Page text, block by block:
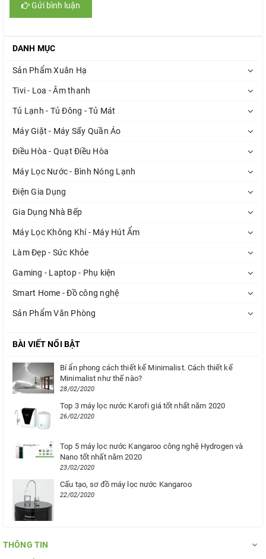
Gửi bình luận
DANH MỤC
Sản Phẩm Xuân Hạ
Tivi - Loa - Âm thanh
Tủ Lạnh - Tủ Đông - Tủ Mát
Máy Giặt - Máy Sấy Quần Áo
Điều Hòa - Quạt Điều Hòa
Máy Lọc Nước - Bình Nóng Lạnh
Điện Gia Dụng
Gia Dụng Nhà Bếp
Máy Lọc Không Khí - Máy Hút Ẩm
Làm Đẹp - Sức Khỏe
Gaming - Laptop - Phụ kiện
Smart Home - Đồ công nghệ
Sản Phẩm Văn Phòng
BÀI VIẾT NỔI BẬT
Bí ẩn phong cách thiết kế Minimalist. Cách thiết kế
Minimalist như thế nào?
28/02/2020
Top 3 máy lọc nước Karofi giá tốt nhất năm 2020
26/02/2020
Top 5 máy lọc nước Kangaroo công nghệ Hydrogen và
Nano tốt nhất năm 2020
23/02/2020
Cấu tạo, sơ đồ máy lọc nước Kangaroo
22/02/2020
THÔNG TIN